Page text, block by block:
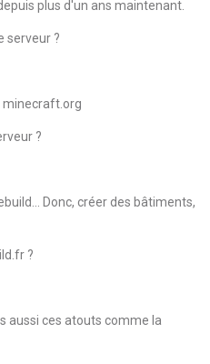
plus d'un ans maintenant.
serveur ?
minecraft.org
?
Donc, créer des bâtiments,
?
aussi ces atouts comme la